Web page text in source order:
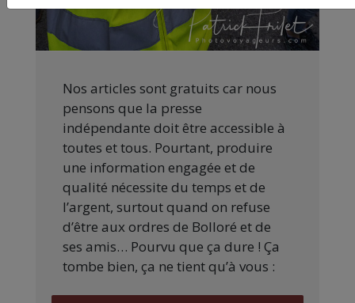
Nos articles sont gratuits car nous
pensons que la presse
indépendante doit être accessible à
toutes et tous. Pourtant, produire
une information engagée et de
qualité nécessite du temps et de
l’argent, surtout quand on refuse
d’être aux ordres de Bolloré et de
ses amis… Pourvu que ça dure ! Ça
tombe bien, ça ne tient qu’à vous :